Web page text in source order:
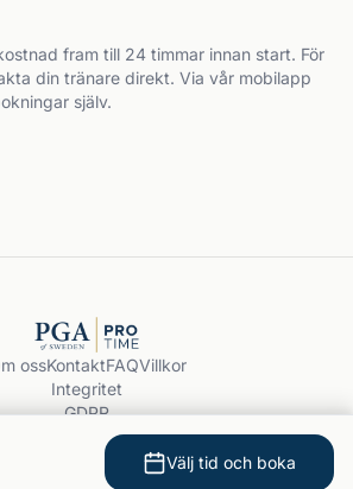
fram till 24 timmar innan start. För
din tränare direkt. Via vår mobilapp
själv.
Välj tid och boka
ossKontaktFAQVillkor
Integritet
GDPR
Boka träning
© 2026 PGA ProTime.